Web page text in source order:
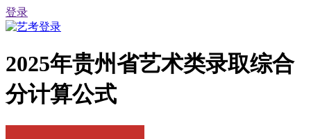
登录
2025年贵州省艺术类录取综合
分计算公式